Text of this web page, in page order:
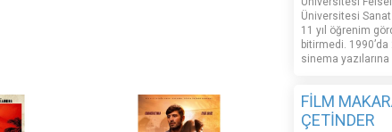
Üniversitesi
11 yıl öğrenim
bitirmedi.
sinema yazılarına
FİLM
ÇETİNDER